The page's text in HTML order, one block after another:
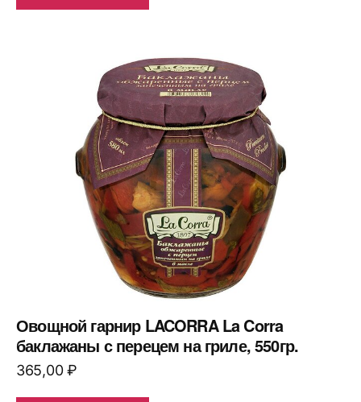
Овощной гарнир LACORRA La Corra
баклажаны с перецем на гриле, 550гр.
365,00₽